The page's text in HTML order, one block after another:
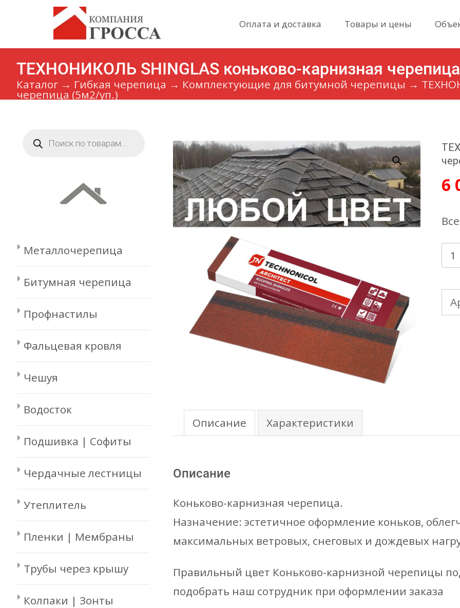
content
Оплата и доставка Товары и цены
ТЕХНОНИКОЛЬ SHINGLAS коньково-карнизная
Каталог → Гибкая черепица → Комплектующие для битумной черепицы →
черепица (5м2/уп.)
6
Описание Характеристики
Описание
Коньково-карнизная черепица.
Назначение: эстетичное оформление коньков,
максимальных ветровых, снеговых и дождевых
Правильный цвет Коньково-карнизной черепицы
подобрать наш сотрудник при оформлении заказа
товаров
Металлочерепица
Битумная черепица
Профнастилы
Фальцевая кровля
Чешуя
Водосток
Подшивка | Софиты
Чердачные лестницы
Утеплитель
Пленки | Мембраны
Трубы через крышу
Колпаки | Зонты